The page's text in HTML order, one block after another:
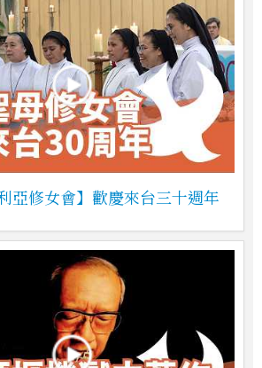
亞修女會】歡慶來台三十週年